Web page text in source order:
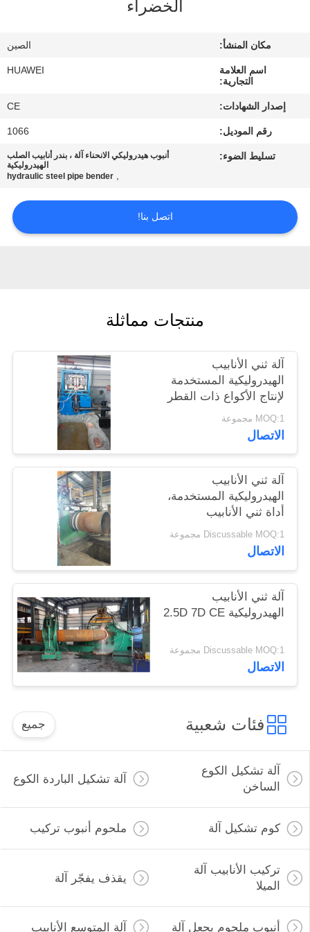
المعمل
مراقبة
الجودة
بنا
خريطة
الموقع
PRIVACY
POLICY
الخضراء
مكان المنشأ: الصين
اسم العلامة
التجارية:
HUAWEI
إصدار الشهادات: CE
رقم الموديل: 1066
تسليط الضوء:
أنبوب هيدروليكي الانحناء آلة ، بندر أنابيب الصلب
الهيدروليكية
,
hydraulic steel pipe bender
اتصل بنا!
منتجات مماثلة
آلة ثني الأنابيب
الهيدروليكية المستخدمة
لإنتاج الأكواع ذات القطر
الكبير
MOQ:1 مجموعة
الاتصال
آلة ثني الأنابيب
الهيدروليكية المستخدمة،
أداة ثني الأنابيب
الهيدروليكية
Discussable MOQ:1 مجموعة
الاتصال
آلة ثني الأنابيب
الهيدروليكية 2.5D 7D CE
Discussable MOQ:1 مجموعة
الاتصال
فئات شعبية جميع
آلة تشكيل الكوع
الساخن
آلة تشكيل الباردة الكوع
كوم تشكيل آلة ملحوم أنبوب تركيب
تركيب الأنابيب آلة
الميلا
يقذف يفجّر آلة
أنبوب ملحوم يجعل آلة آلة المتوسع الأنابيب